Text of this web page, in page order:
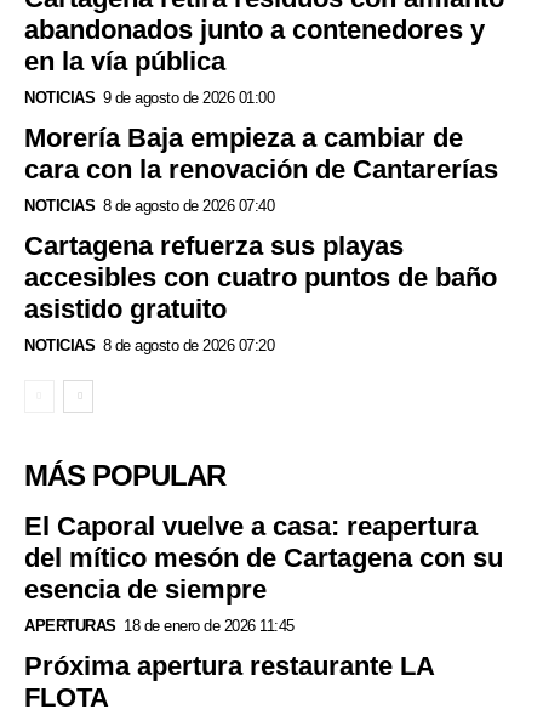
abandonados junto a contenedores y
en la vía pública
NOTICIAS 9 de agosto de 2026 01:00
Morería Baja empieza a cambiar de
cara con la renovación de Cantarerías
NOTICIAS 8 de agosto de 2026 07:40
Cartagena refuerza sus playas
accesibles con cuatro puntos de baño
asistido gratuito
NOTICIAS 8 de agosto de 2026 07:20
MÁS POPULAR
El Caporal vuelve a casa: reapertura
del mítico mesón de Cartagena con su
esencia de siempre
APERTURAS 18 de enero de 2026 11:45
Próxima apertura restaurante LA
FLOTA